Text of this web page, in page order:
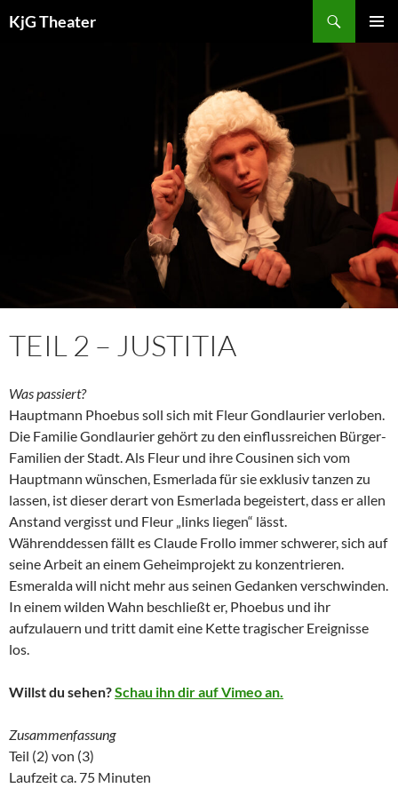
Inhalt
KjG Theater
TEIL 2 – JUSTITIA
Was passiert?
Hauptmann Phoebus soll sich mit Fleur Gondlaurier verloben.
Die Familie Gondlaurier gehört zu den einflussreichen Bürger-
Familien der Stadt. Als Fleur und ihre Cousinen sich vom
Hauptmann wünschen, Esmerlada für sie exklusiv tanzen zu
lassen, ist dieser derart von Esmerlada begeistert, dass er allen
Anstand vergisst und Fleur „links liegen“ lässt.
Währenddessen fällt es Claude Frollo immer schwerer, sich auf
seine Arbeit an einem Geheimprojekt zu konzentrieren.
Esmeralda will nicht mehr aus seinen Gedanken verschwinden.
In einem wilden Wahn beschließt er, Phoebus und ihr
aufzulauern und tritt damit eine Kette tragischer Ereignisse
los.
Willst du sehen?Schau ihn dir auf Vimeo an.
Zusammenfassung
Teil (2) von (3)
Laufzeit ca. 75 Minuten